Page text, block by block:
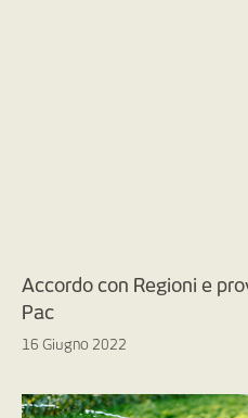
Accordo con Regioni e
Pac
16 Giugno 2022